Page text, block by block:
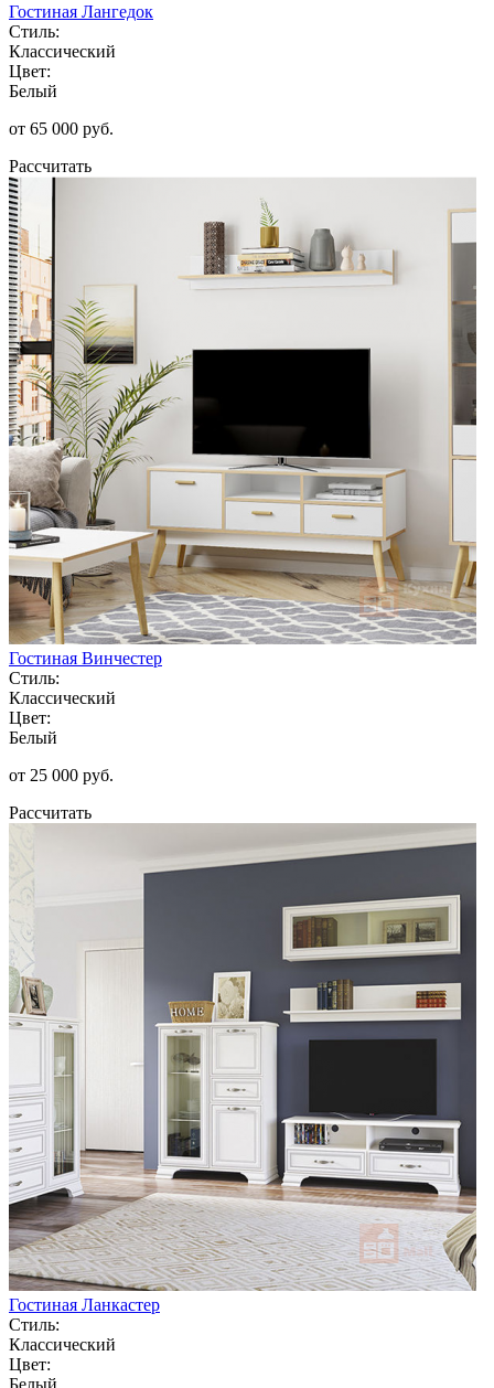
Гостиная Лангедок
Стиль:
Классический
Цвет:
Белый
от 65 000 руб.
Рассчитать
Гостиная Винчестер
Стиль:
Классический
Цвет:
Белый
от 25 000 руб.
Рассчитать
Гостиная Ланкастер
Стиль:
Классический
Цвет:
Белый